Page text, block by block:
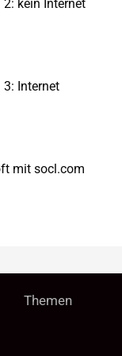
kein Internet
Internet
mit socl.com
Themen